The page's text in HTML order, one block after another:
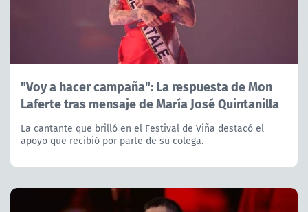
"Voy a hacer campaña": La respuesta de Mon
Laferte tras mensaje de María José Quintanilla
La cantante que brilló en el Festival de Viña destacó el
apoyo que recibió por parte de su colega.